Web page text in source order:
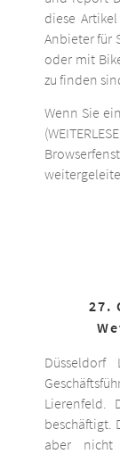
diese
Anbieter für
oder mit
zu finden
Wenn Sie
27.
Lierenfeld.
beschäftigt.
aber